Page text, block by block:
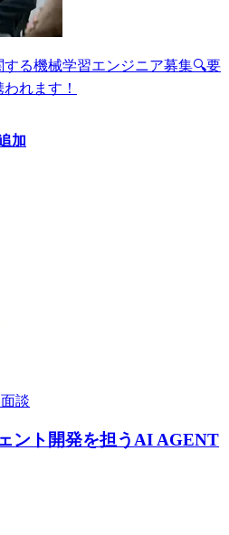
る機械学習エンジニア募集🔍要
れます！
加
談
ント開発を担うAI AGENT